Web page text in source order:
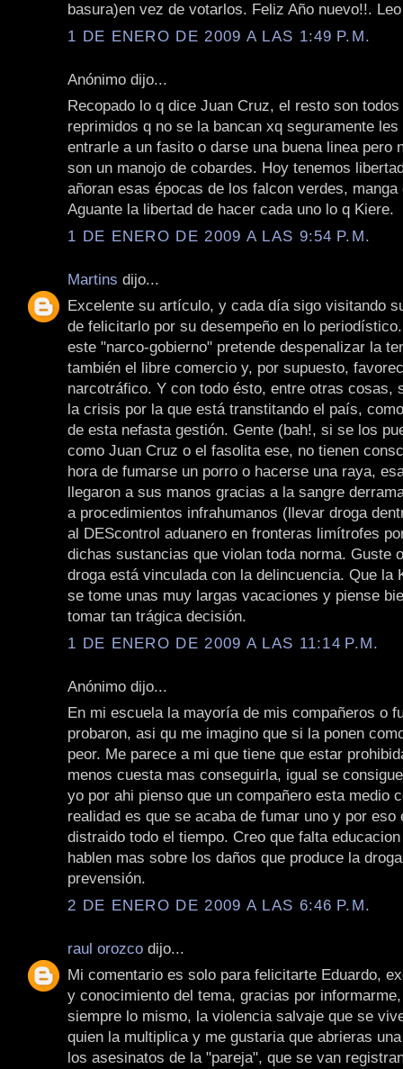
basura)en vez de votarlos. Feliz Año nuevo!!. Leo
1 DE ENERO DE 2009 A LAS 1:49 P.M.
Anónimo dijo...
Recopado lo q dice Juan Cruz, el resto son
reprimidos q no se la bancan xq seguramente les
entrarle a un fasito o darse una buena linea pero
son un manojo de cobardes. Hoy tenemos
añoran esas épocas de los falcon verdes, manga
Aguante la libertad de hacer cada uno lo q Kiere.
1 DE ENERO DE 2009 A LAS 9:54 P.M.
Martins dijo...
Excelente su artículo, y cada día sigo visitando
de felicitarlo por su desempeño en lo
este "narco-gobierno" pretende despenalizar la
también el libre comercio y, por supuesto,
narcotráfico. Y con todo ésto, entre otras cosas,
la crisis por la que está transtitando el país,
de esta nefasta gestión. Gente (bah!, si se los
como Juan Cruz o el fasolita ese, no tienen
hora de fumarse un porro o hacerse una raya,
llegaron a sus manos gracias a la sangre
a procedimientos infrahumanos (llevar droga
al DEScontrol aduanero en fronteras limítrofes
dichas sustancias que violan toda norma. Guste
droga está vinculada con la delincuencia. Que la
se tome unas muy largas vacaciones y piense
tomar tan trágica decisión.
1 DE ENERO DE 2009 A LAS 11:14 P.M.
Anónimo dijo...
En mi escuela la mayoría de mis compañeros o
probaron, asi qu me imagino que si la ponen
peor. Me parece a mi que tiene que estar
menos cuesta mas conseguirla, igual se
yo por ahi pienso que un compañero esta medio
realidad es que se acaba de fumar uno y por eso
distraido todo el tiempo. Creo que falta
hablen mas sobre los daños que produce la
prevensión.
2 DE ENERO DE 2009 A LAS 6:46 P.M.
raul orozco dijo...
Mi comentario es solo para felicitarte Eduardo,
y conocimiento del tema, gracias por
siempre lo mismo, la violencia salvaje que se
quien la multiplica y me gustaria que abrieras
los asesinatos de la "pareja", que se van